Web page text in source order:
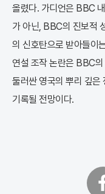
올렸다. 가디언은 BBC
가 아닌, BBC의 진보적
의 신호탄으로 받아들이
연설 조작 논란은 BBC
둘러싼 영국의 뿌리 깊은
기록될 전망이다.